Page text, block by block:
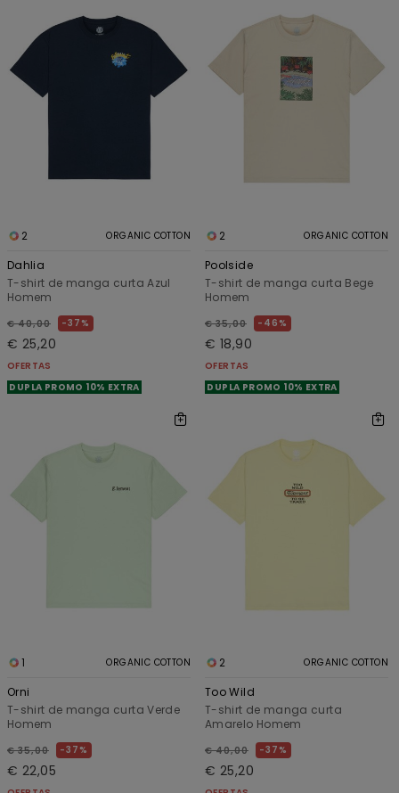
2 ORGANIC COTTON
Dahlia
T-shirt de manga curta Azul
Homem
€ 40,00 37%
€ 25,20
OFERTAS
DUPLA PROMO 10% EXTRA
2 ORGANIC COTTON
Poolside
T-shirt de manga curta Bege
Homem
€ 35,00 46%
€ 18,90
OFERTAS
DUPLA PROMO 10% EXTRA
1 ORGANIC COTTON
Orni
T-shirt de manga curta Verde
Homem
€ 35,00 37%
€ 22,05
2 ORGANIC COTTON
Too Wild
T-shirt de manga curta
Amarelo Homem
€ 40,00 37%
€ 25,20